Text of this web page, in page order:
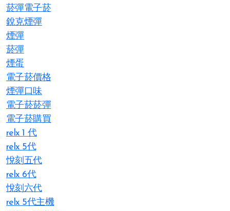
菸彈電子菸
銳克煙彈
煙彈
菸彈
煙蛋
電子菸價格
煙彈口味
電子菸菸彈
電子菸購買
relx 1 代
relx 5代
悅刻五代
relx 6代
悅刻六代
relx 5代主機